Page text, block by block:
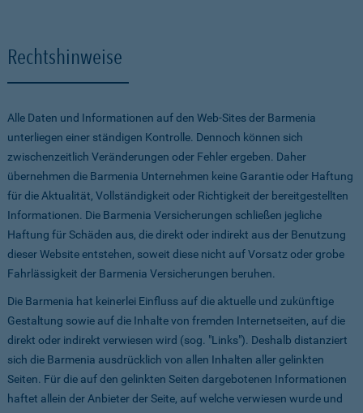
Rechtshinweise
Alle Daten und Informationen auf den Web-Sites der Barmenia
unterliegen einer ständigen Kontrolle. Dennoch können sich
zwischenzeitlich Veränderungen oder Fehler ergeben. Daher
übernehmen die Barmenia Unternehmen keine Garantie oder Haftung
für die Aktualität, Vollständigkeit oder Richtigkeit der bereitgestellten
Informationen. Die Barmenia Versicherungen schließen jegliche
Haftung für Schäden aus, die direkt oder indirekt aus der Benutzung
dieser Website entstehen, soweit diese nicht auf Vorsatz oder grobe
Fahrlässigkeit der Barmenia Versicherungen beruhen.
Die Barmenia hat keinerlei Einfluss auf die aktuelle und zukünftige
Gestaltung sowie auf die Inhalte von fremden Internetseiten, auf die
direkt oder indirekt verwiesen wird (sog. "Links"). Deshalb distanziert
sich die Barmenia ausdrücklich von allen Inhalten aller gelinkten
Seiten. Für die auf den gelinkten Seiten dargebotenen Informationen
haftet allein der Anbieter der Seite, auf welche verwiesen wurde und